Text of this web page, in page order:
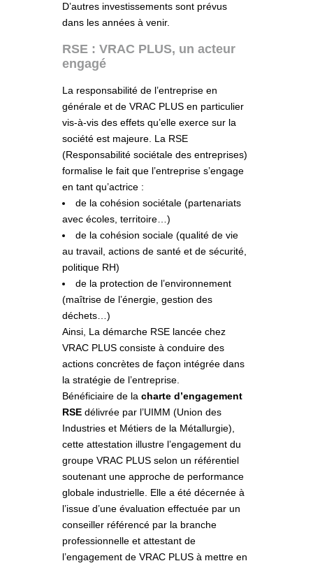
D’autres investissements sont prévus
dans les années à venir.
RSE : VRAC PLUS, un acteur
engagé
La responsabilité de l’entreprise en
générale et de VRAC PLUS en particulier
vis-à-vis des effets qu’elle exerce sur la
société est majeure. La RSE
(Responsabilité sociétale des entreprises)
formalise le fait que l’entreprise s’engage
en tant qu’actrice :
de la cohésion sociétale (partenariats
avec écoles, territoire…)
de la cohésion sociale (qualité de vie
au travail, actions de santé et de sécurité,
politique RH)
de la protection de l’environnement
(maîtrise de l’énergie, gestion des
déchets…)
Ainsi, La démarche RSE lancée chez
VRAC PLUS consiste à conduire des
actions concrètes de façon intégrée dans
la stratégie de l’entreprise.
Bénéficiaire de la charte d’engagement
RSE délivrée par l’UIMM (Union des
Industries et Métiers de la Métallurgie),
cette attestation illustre l’engagement du
groupe VRAC PLUS selon un référentiel
soutenant une approche de performance
globale industrielle. Elle a été décernée à
l’issue d’une évaluation effectuée par un
conseiller référencé par la branche
professionnelle et attestant de
l’engagement de VRAC PLUS à mettre en